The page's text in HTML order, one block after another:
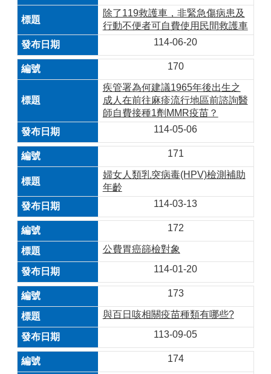
除了119救護車，非緊急傷病患及
行動不便者可自費使用民間救護車
114-06-20
170
疾管署為何建議1965年後出生之
成人在前往麻疹流行地區前諮詢醫
師自費接種1劑MMR疫苗？
114-05-06
171
婦女人類乳突病毒(HPV)檢測補助
年齡
114-03-13
172
公費胃癌篩檢對象
114-01-20
173
與百日咳相關疫苗種類有哪些?
113-09-05
174